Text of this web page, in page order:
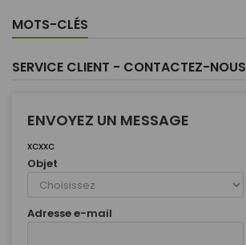
MOTS-CLÉS
SERVICE CLIENT - CONTACTEZ-NOUS
ENVOYEZ UN MESSAGE
xcxxc
Objet
Adresse e-mail